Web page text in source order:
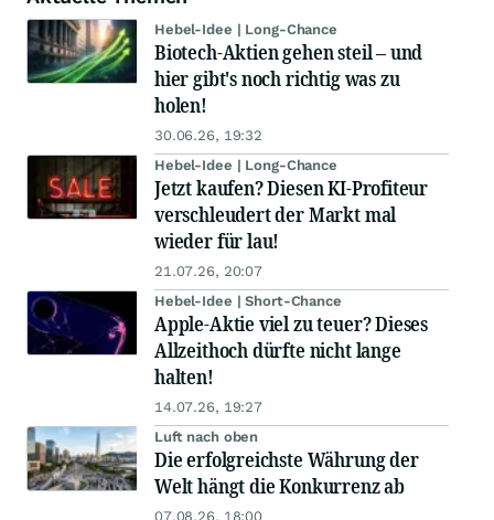
Hebel-Idee | Long-Chance
Biotech-Aktien gehen steil – und
hier gibt's noch richtig was zu
holen!
30.06.26, 19:32
Hebel-Idee | Long-Chance
Jetzt kaufen? Diesen KI-Profiteur
verschleudert der Markt mal
wieder für lau!
21.07.26, 20:07
Hebel-Idee | Short-Chance
Apple-Aktie viel zu teuer? Dieses
Allzeithoch dürfte nicht lange
halten!
14.07.26, 19:27
Luft nach oben
Die erfolgreichste Währung der
Welt hängt die Konkurrenz ab
07.08.26, 18:00